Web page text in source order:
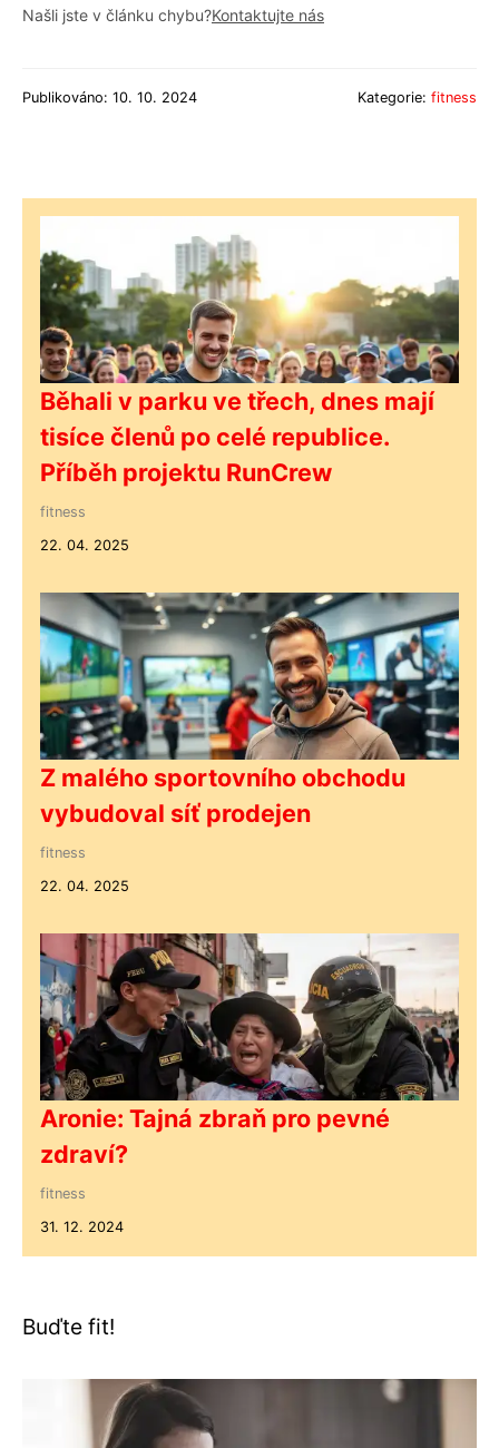
Našli jste v článku chybu?Kontaktujte nás
Publikováno: 10. 10. 2024 Kategorie: fitness
Běhali v parku ve třech, dnes mají
tisíce členů po celé republice.
Příběh projektu RunCrew
fitness
22. 04. 2025
Z malého sportovního obchodu
vybudoval síť prodejen
fitness
22. 04. 2025
Aronie: Tajná zbraň pro pevné
zdraví?
fitness
31. 12. 2024
Buďte fit!